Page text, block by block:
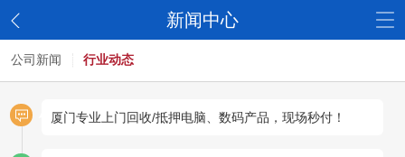
新闻中心
公司新闻 行业动态
厦门专业上门回收/抵押电脑、数码产品，现场秒付！